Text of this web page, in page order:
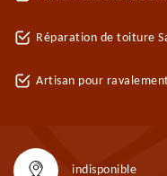
Réparation de toiture
Artisan pour
indisponible